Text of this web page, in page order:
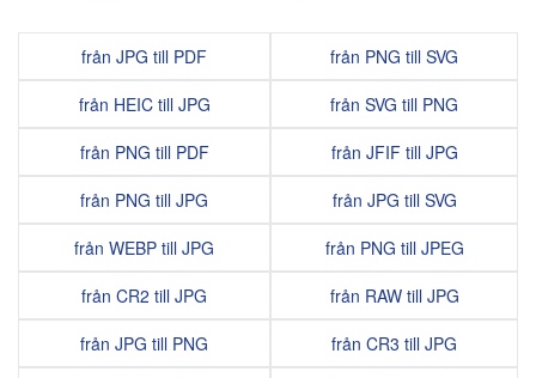
från JPG till PDF
från HEIC till JPG
från PNG till PDF
från PNG till JPG
från WEBP till JPG
från CR2 till JPG
från JPG till PNG
från PNG till SVG
från SVG till PNG
från JFIF till JPG
från JPG till SVG
från PNG till JPEG
från RAW till JPG
från CR3 till JPG